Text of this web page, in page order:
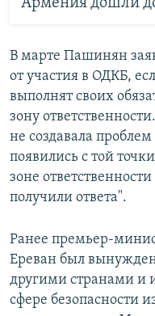
В марте Пашинян
от участия в ОДКБ,
выполнят своих
зону
не создавала
появились с той
зоне
получили ответа".
Ранее премьер-
Ереван был
другими странами и
сфере безопасности